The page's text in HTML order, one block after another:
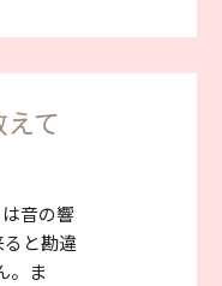
て
音の響
と勘違
。ま